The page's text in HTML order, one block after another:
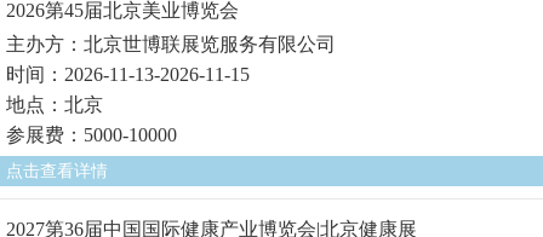
2026第45届北京美业博览会
主办方：北京世博联展览服务有限公司
时间：2026-11-13-2026-11-15
地点：北京
参展费：5000-10000
点击查看详情
2027第36届中国国际健康产业博览会|北京健康展